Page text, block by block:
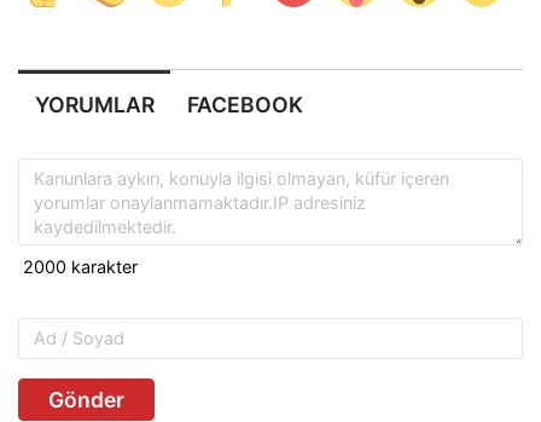
YORUMLAR FACEBOOK
Gönder